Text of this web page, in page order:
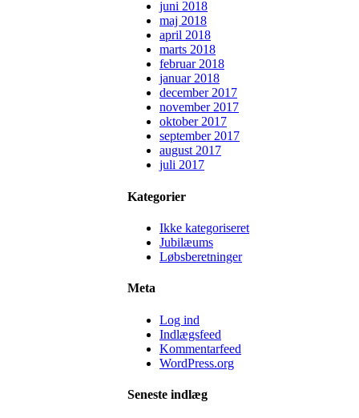
juni 2018
maj 2018
april 2018
marts 2018
februar 2018
januar 2018
december 2017
november 2017
oktober 2017
september 2017
august 2017
juli 2017
Kategorier
Ikke kategoriseret
Jubilæums
Løbsberetninger
Meta
Log ind
Indlægsfeed
Kommentarfeed
WordPress.org
Seneste indlæg